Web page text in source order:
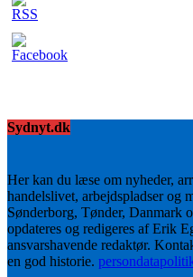
Sydnyt.dk
Her kan du læse om nyheder,
handelslivet, arbejdspladser og
Sønderborg, Tønder, Danmark
opdateres og redigeres af Erik
ansvarshavende redaktør.
en god historie.